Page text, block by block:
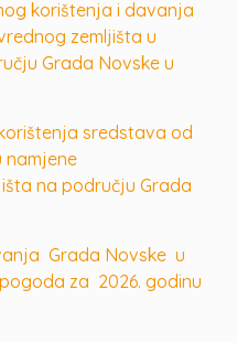
korištenja i davanja
zemljišta u
Grada Novske u
sredstava od
namjene
na području Grada
Grada Novske u
za 2026. godinu